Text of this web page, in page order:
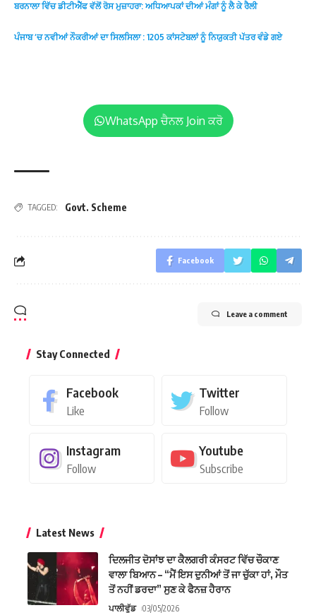
ਬਰਨਾਲਾ ਵਿੱਚ ਡੀਟੀਐੱਫ ਵੱਲੋਂ ਰੋਸ ਮੁਜ਼ਾਹਰਾ: ਅਧਿਆਪਕਾਂ ਦੀਆਂ ਮੰਗਾਂ ਨੂੰ ਲੈ ਕੇ ਰੈਲੀ
ਪੰਜਾਬ ‘ਚ ਨਵੀਆਂ ਨੌਕਰੀਆਂ ਦਾ ਸਿਲਸਿਲਾ : 1205 ਕਾਂਸਟੇਬਲਾਂ ਨੂੰ ਨਿਯੁਕਤੀ ਪੱਤਰ ਵੰਡੇ ਗਏ
WhatsApp ਚੈਨਲ Join ਕਰੋ
TAGGED: Govt. Scheme
Facebook
Leave a comment
Stay Connected
Facebook
Like
Twitter
Follow
Instagram
Follow
Youtube
Subscribe
Latest News
ਦਿਲਜੀਤ ਦੋਸਾਂਝ ਦਾ ਕੈਲਗਰੀ ਕੰਸਰਟ ਵਿੱਚ ਚੌਕਾਣ
ਵਾਲਾ ਬਿਆਨ – “ਮੈਂ ਇਸ ਦੁਨੀਆਂ ਤੋਂ ਜਾ ਚੁੱਕਾ ਹਾਂ, ਮੌਤ
ਤੋਂ ਨਹੀਂ ਡਰਦਾ” ਸੁਣ ਕੇ ਫੈਨਜ਼ ਹੈਰਾਨ
ਪਾਲੀਵੁੱਡ 03/05/2026